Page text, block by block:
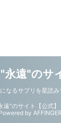
遠"のサ
なるサプリを星読み
"のサイト【公式
by